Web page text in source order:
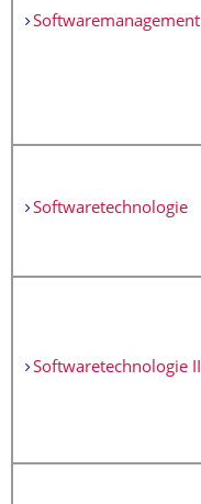
Softwaremanagement
Softwaretechnologie
Softwaretechnologie II